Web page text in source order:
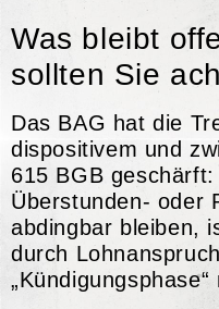
Was bleibt
sollten Sie
Das BAG hat die
dispositivem und
615 BGB
Überstunden- oder
abdingbar bleiben,
durch